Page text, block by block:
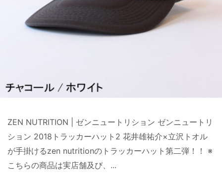
ZEN NUTRITION | ゼンニュートリション ゼンニュートリ
ション 2018トラッカーハット2 花井雄祐介×立沢トオル
が手掛けるzen nutritionのトラッカーハット第二弾！！ ※
こちらの商品は実店舗及び、...